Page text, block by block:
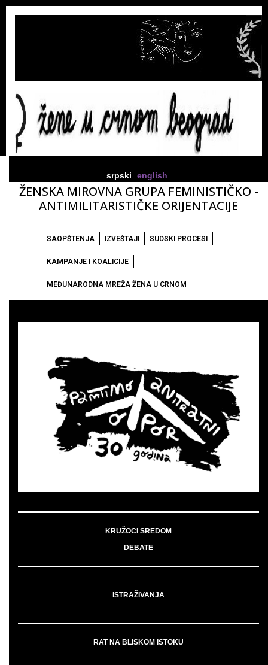
srpski english
ŽENSKA MIROVNA GRUPA FEMINISTIČKO -
ANTIMILITARISTIČKE ORIJENTACIJE
SAOPŠTENJA IZVEŠTAJI SUDSKI PROCESI
KAMPANJE I KOALICIJE
MEĐUNARODNA MREŽA ŽENA U CRNOM
KRUŽOCI SREDOM
DEBATE
ISTRAŽIVANJA
RAT NA BLISKOM ISTOKU